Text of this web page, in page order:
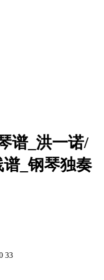
谱_洪一诺/
_钢琴独奏
33